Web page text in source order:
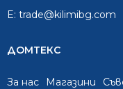
E: trade@kilimibg.com
ДОМТЕКС
За нас Mагазини